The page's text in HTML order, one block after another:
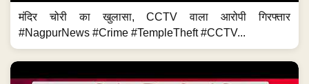
मंदिर चोरी का खुलासा, CCTV वाला आरोपी गिरफ्तार
#NagpurNews #Crime #TempleTheft #CCTV...